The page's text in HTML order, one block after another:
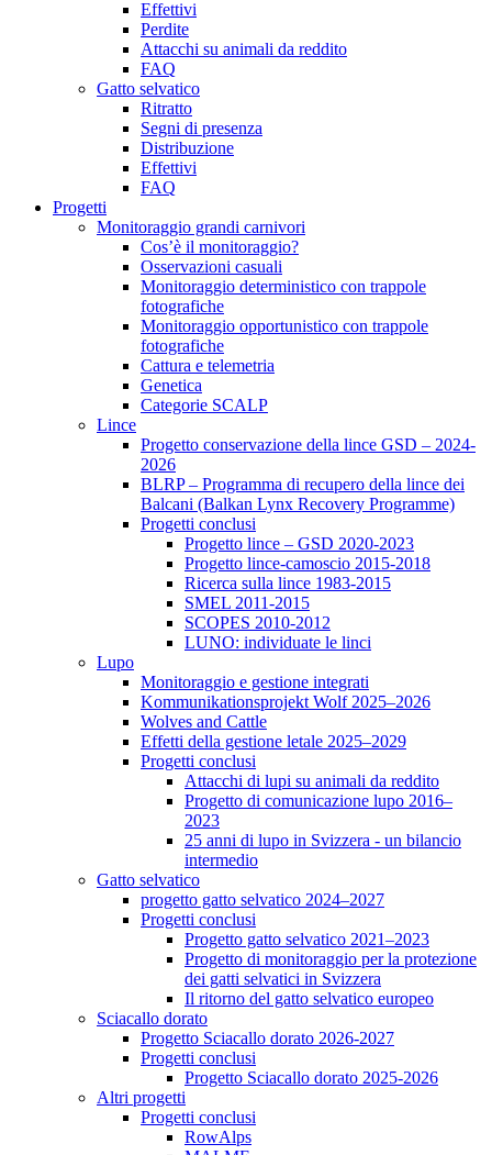
Effettivi
Perdite
Attacchi su animali da reddito
FAQ
Gatto selvatico
Ritratto
Segni di presenza
Distribuzione
Effettivi
FAQ
Progetti
Monitoraggio grandi carnivori
Cos’è il monitoraggio?
Osservazioni casuali
Monitoraggio deterministico con trappole
fotografiche
Monitoraggio opportunistico con trappole
fotografiche
Cattura e telemetria
Genetica
Categorie SCALP
Lince
Progetto conservazione della lince GSD – 2024-
2026
BLRP – Programma di recupero della lince dei
Balcani (Balkan Lynx Recovery Programme)
Progetti conclusi
Progetto lince – GSD 2020-2023
Progetto lince-camoscio 2015-2018
Ricerca sulla lince 1983-2015
SMEL 2011-2015
SCOPES 2010-2012
LUNO: individuate le linci
Lupo
Monitoraggio e gestione integrati
Kommunikationsprojekt Wolf 2025–2026
Wolves and Cattle
Effetti della gestione letale 2025–2029
Progetti conclusi
Attacchi di lupi su animali da reddito
Progetto di comunicazione lupo 2016–
2023
25 anni di lupo in Svizzera - un bilancio
intermedio
Gatto selvatico
progetto gatto selvatico 2024–2027
Progetti conclusi
Progetto gatto selvatico 2021–2023
Progetto di monitoraggio per la protezione
dei gatti selvatici in Svizzera
Il ritorno del gatto selvatico europeo
Sciacallo dorato
Progetto Sciacallo dorato 2026-2027
Progetti conclusi
Progetto Sciacallo dorato 2025-2026
Altri progetti
Progetti conclusi
RowAlps